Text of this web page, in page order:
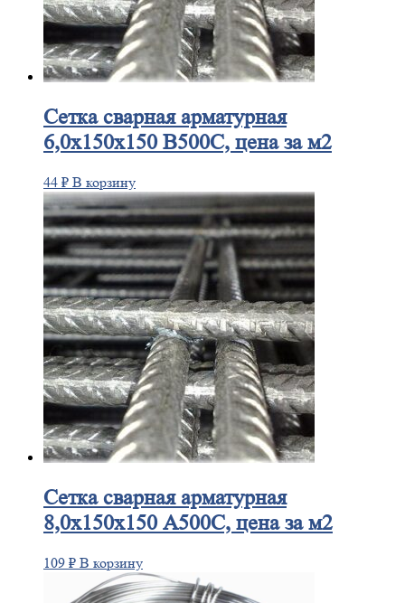
Сеткасварная арматурная
6,0х150х150 В500С, цена за м2
44 ₽ В корзину
Сеткасварная арматурная
8,0х150х150 А500С, цена за м2
109 ₽ В корзину